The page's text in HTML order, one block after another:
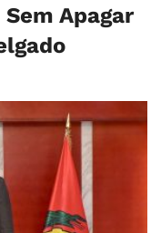
Apagar